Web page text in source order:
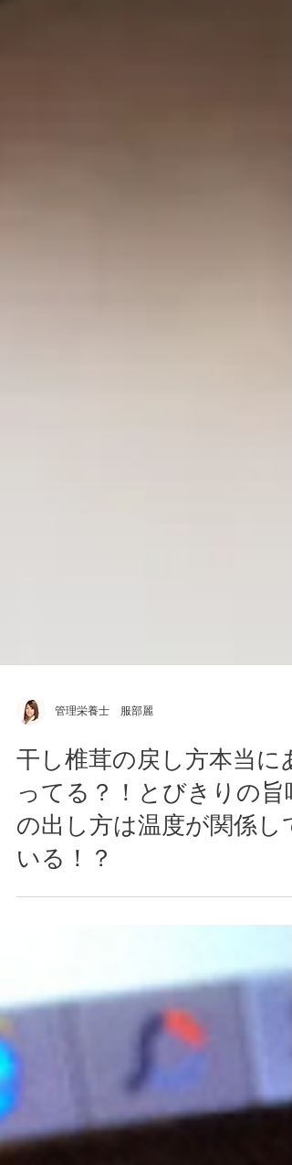
干し椎茸の戻し方本当にあ
ってる？！とびきりの旨
の出し方は温度が関係して